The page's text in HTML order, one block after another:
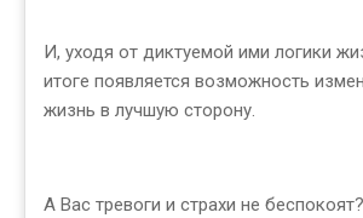
И, уходя от диктуемой ими логики
итоге появляется возможность
жизнь в лучшую сторону.
А Вас тревоги и страхи не беспокоят?